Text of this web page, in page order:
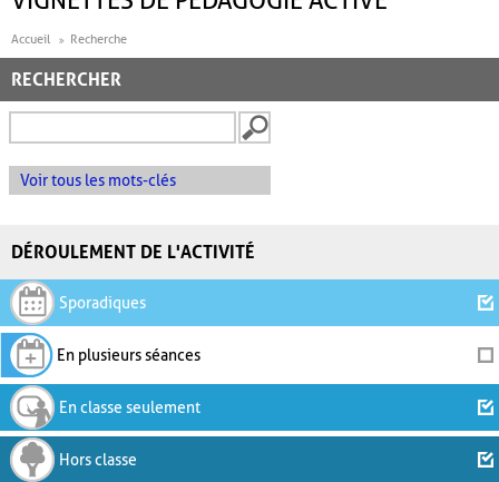
Accueil Recherche
RECHERCHER
Voir tous les mots-clés
DÉROULEMENT DE L'ACTIVITÉ
Sporadiques
En plusieurs séances
En classe seulement
Hors classe